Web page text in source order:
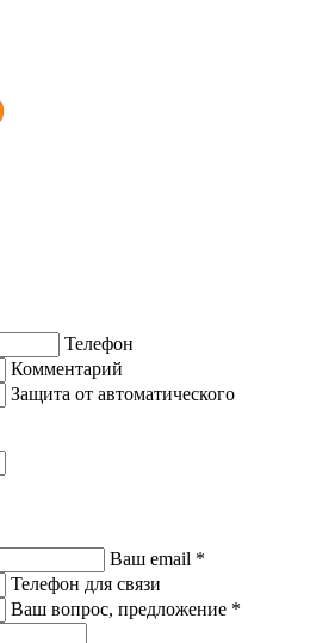
Телефон
Комментарий
Защита от автоматического
Ваш email *
Телефон для связи
Ваш вопрос, предложение *